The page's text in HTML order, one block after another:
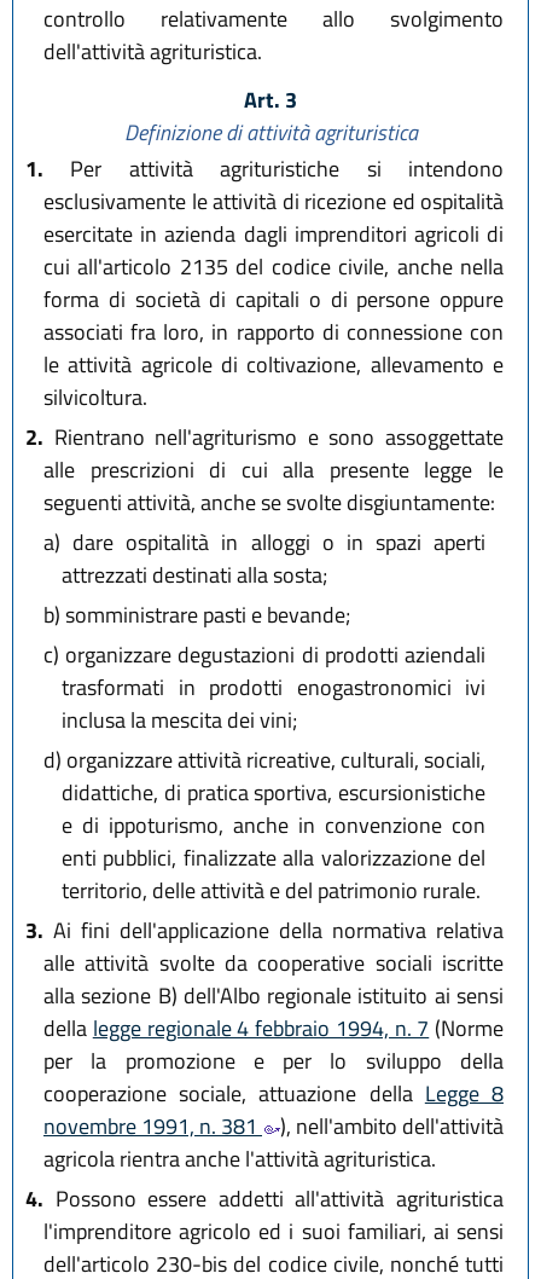
controllo relativamente allo svolgimento
dell'attività agrituristica.
Art. 3
Definizione di attività agrituristica
1. Per attività agrituristiche si intendono
esclusivamente le attività di ricezione ed ospitalità
esercitate in azienda dagli imprenditori agricoli di
cui all'articolo 2135 del codice civile, anche nella
forma di società di capitali o di persone oppure
associati fra loro, in rapporto di connessione con
le attività agricole di coltivazione, allevamento e
silvicoltura.
2. Rientrano nell'agriturismo e sono assoggettate
alle prescrizioni di cui alla presente legge le
seguenti attività, anche se svolte disgiuntamente:
a) dare ospitalità in alloggi o in spazi aperti
attrezzati destinati alla sosta;
b)somministrare pasti e bevande;
c) organizzare degustazioni di prodotti aziendali
trasformati in prodotti enogastronomici ivi
inclusa la mescita dei vini;
d) organizzare attività ricreative, culturali, sociali,
didattiche, di pratica sportiva, escursionistiche
e di ippoturismo, anche in convenzione con
enti pubblici, finalizzate alla valorizzazione del
territorio, delle attività e del patrimonio rurale.
3. Ai fini dell'applicazione della normativa relativa
alle attività svolte da cooperative sociali iscritte
alla sezione B) dell'Albo regionale istituito ai sensi
della legge regionale 4 febbraio 1994, n. 7 (Norme
per la promozione e per lo sviluppo della
cooperazione sociale, attuazione della Legge 8
novembre 1991, n. 381
), nell'ambito dell'attività
agricola rientra anche l'attività agrituristica.
4. Possono essere addetti all'attività agrituristica
l'imprenditore agricolo ed i suoi familiari, ai sensi
dell'articolo 230-bis del codice civile, nonché tutti